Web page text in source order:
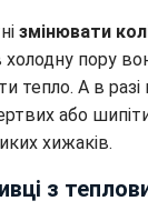
змінювати
холодну пору
тепло. А в разі
або
хижаків.
з